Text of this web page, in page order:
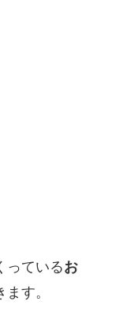
っているお
す。